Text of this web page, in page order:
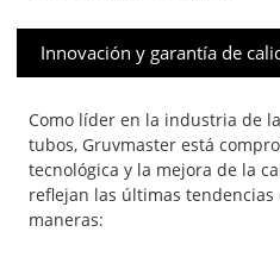
Innovación y garantía de
Como líder en la industria de
tubos, Gruvmaster está
tecnológica y la mejora de la
reflejan las últimas
maneras: